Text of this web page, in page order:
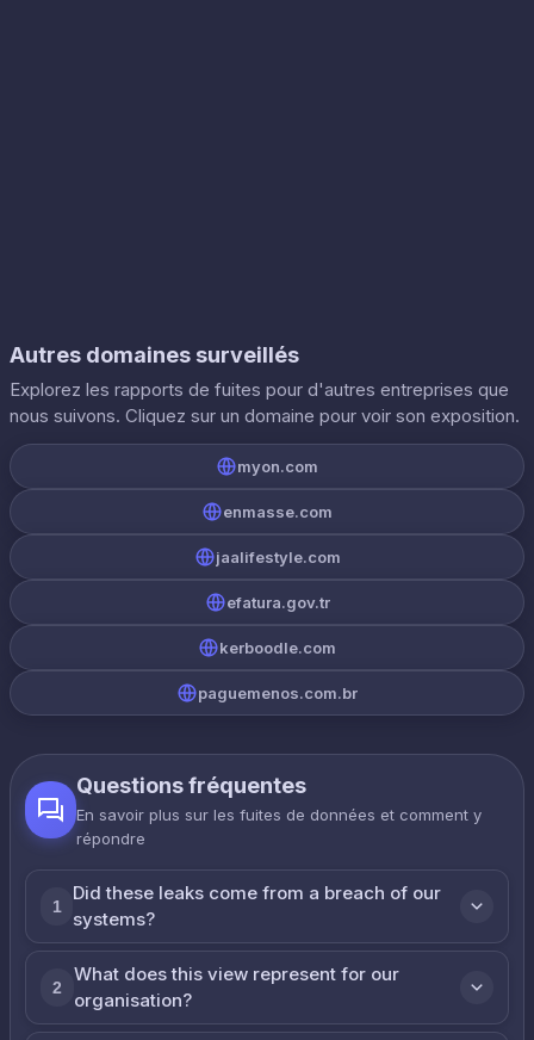
Autres domaines surveillés
Explorez les rapports de fuites pour d'autres entreprises que
nous suivons. Cliquez sur un domaine pour voir son exposition.
myon.com
enmasse.com
jaalifestyle.com
efatura.gov.tr
kerboodle.com
paguemenos.com.br
Questions fréquentes
En savoir plus sur les fuites de données et comment y
répondre
1
Did these leaks come from a breach of our
systems?
2
What does this view represent for our
organisation?